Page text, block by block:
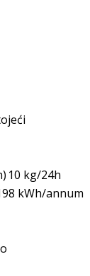
10 kg/24h
kWh/annum